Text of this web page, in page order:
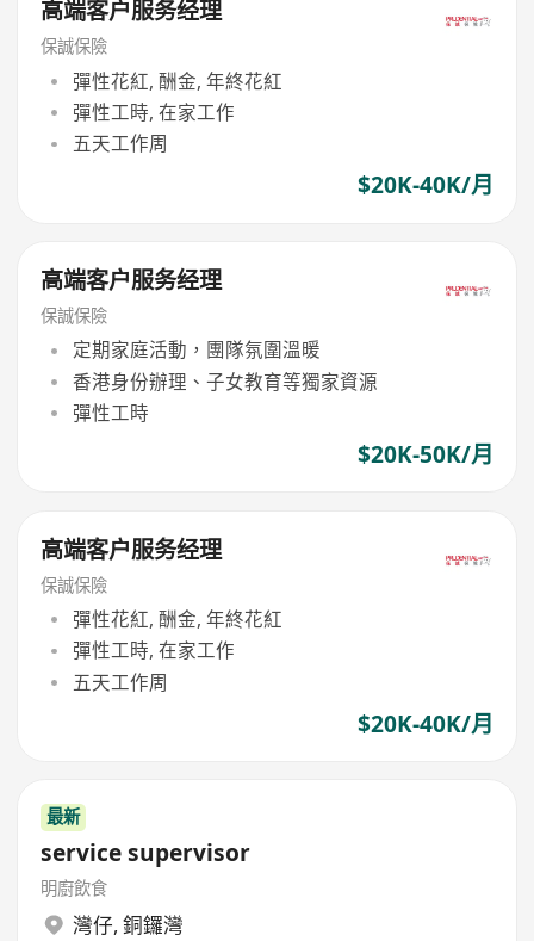
高端客户服务经理
保誠保險
彈性花紅, 酬金, 年終花紅
彈性工時, 在家工作
五天工作周
$20K-40K/月
高端客户服务经理
保誠保險
定期家庭活動，團隊氛圍溫暖
香港身份辦理、子女教育等獨家資源
彈性工時
$20K-50K/月
高端客户服务经理
保誠保險
彈性花紅, 酬金, 年終花紅
彈性工時, 在家工作
五天工作周
$20K-40K/月
最新
service supervisor
明廚飲食
灣仔, 銅鑼灣